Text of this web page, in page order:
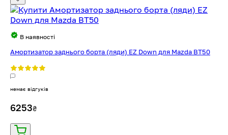
В наявності
Амортизатор заднього борта (ляди) EZ Down для Mazda BT50
немає відгуків
6253₴